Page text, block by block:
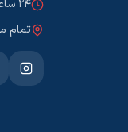
۲۴ ساعته / ۷ روز هفته
تمام